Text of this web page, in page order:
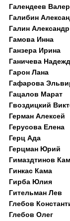
Галендеев
Галибин
Галин Александр
Гамова Инна
Ганзера Ирина
Ганичева
Гарон Лана
Гафарова
Гацалов Марат
Гвоздицкий
Герман Алексей
Герусова Елена
Герц Ада
Герцман Юрий
Гимаздтинов
Гинкас Кама
Гирба Юлия
Гительман Лев
Глебов
Глебов Олег